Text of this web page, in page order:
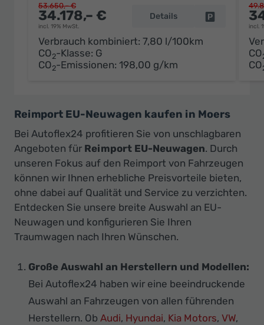
34.178,– €
incl. 19% MwSt.
53.650,– €
Details Fahrzeug
Verbrauch kombiniert: 7,80 l/100km
CO2-Klasse: G
CO2-Emissionen: 198,00 g/km
incl.
CO
CO
Reimport EU-Neuwagen kaufen in Moers
Bei Autoflex24 profitieren Sie von unschlagbaren
Angeboten für Reimport EU-Neuwagen. Durch
unseren Fokus auf den Reimport von Fahrzeugen
können wir Ihnen erhebliche Preisvorteile bieten,
ohne dabei auf Qualität und Service zu verzichten.
Entdecken Sie unsere breite Auswahl an EU-
Neuwagen und konfigurieren Sie Ihren
Traumwagen nach Ihren Wünschen.
Große Auswahl an Herstellern und Modellen:
Bei Autoflex24 haben wir eine beeindruckende
Auswahl an Fahrzeugen von allen führenden
Herstellern. Ob Audi, Hyundai, Kia Motors, VW,